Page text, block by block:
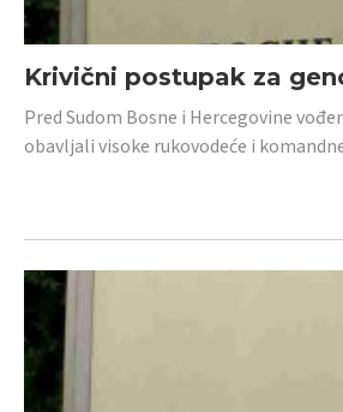
Krivični postupak za
Pred Sudom Bosne i Hercegovine
obavljali visoke rukovodeće i